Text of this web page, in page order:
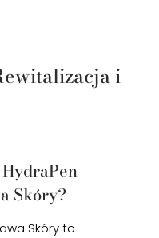
i
Skóry?
Skóry to